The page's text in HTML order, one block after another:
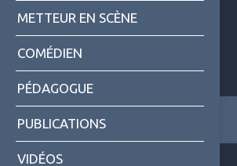
METTEUR EN SCÈNE
COMÉDIEN
PÉDAGOGUE
PUBLICATIONS
VIDÉOS